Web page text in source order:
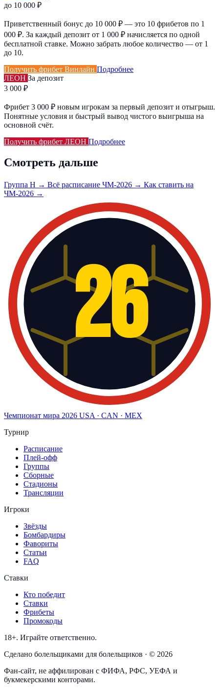
до 10 000 ₽
Приветственный бонус до 10 000 ₽ — это 10 фрибетов по 1
000 ₽. За каждый депозит от 1 000 ₽ начисляется по одной
бесплатной ставке. Можно забрать любое количество — от 1
до 10.
Получить фрибет Винлайн Подробнее
ЛЕОН За депозит
3 000 ₽
Фрибет 3 000 ₽ новым игрокам за первый депозит и отыгрыш.
Понятные условия и быстрый вывод чистого выигрыша на
основной счёт.
Получить фрибет ЛЕОН Подробнее
Смотреть дальше
Группа H → Всё расписание ЧМ-2026 → Как ставить на
ЧМ-2026 →
26
Чемпионат мира 2026 USA · CAN · MEX
Турнир
Расписание
Плей-офф
Группы
Сборные
Стадионы
Трансляции
Игроки
Звёзды
Бомбардиры
Фавориты
Статьи
FAQ
Ставки
Кто победит
Ставки
Фрибеты
Промокоды
18+. Играйте ответственно.
Сделано болельщиками для болельщиков · © 2026
Фан-сайт, не аффилирован с ФИФА, РФС, УЕФА и
букмекерскими конторами.